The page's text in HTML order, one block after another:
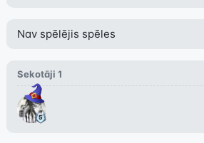
Nav spēlējis spēles
Sekotāji 1